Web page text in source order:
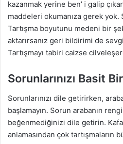
kazanmak yerine ben’ i galip
maddeleri okumanıza gerek
Tartışma boyutunu medeni bir
aktarırsanız geri bildirimi de
Tartışmayı tabiri caizse
Sorunlarınızı Basit
Sorunlarınızı dile getirirken,
başlamayın. Sorun arabanın
beğenmediğinizi dile getirin. Kafa
anlamasından çok tartışmaların